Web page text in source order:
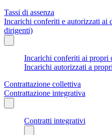
Tassi di assenza
Incarichi conferiti e autorizzati ai
dirigenti)
Incarichi conferiti ai propri
Incarichi autorizzati a
Contrattazione collettiva
Contrattazione integrativa
Contratti integrativi